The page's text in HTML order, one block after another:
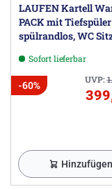
LAUFEN Kartell
PACK mit Tiefspüler
spülrandlos, WC
EasyFit
Sofort lieferbar
UVP:
-60%
Hinzufügen